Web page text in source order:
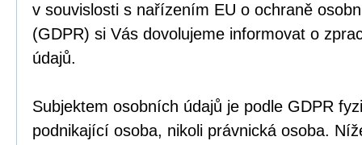
v souvislosti s nařízením EU o ochraně
(GDPR) si Vás dovolujeme informovat o
údajů.
Subjektem osobních údajů je podle GDPR
podnikající osoba, nikoli právnická osoba.